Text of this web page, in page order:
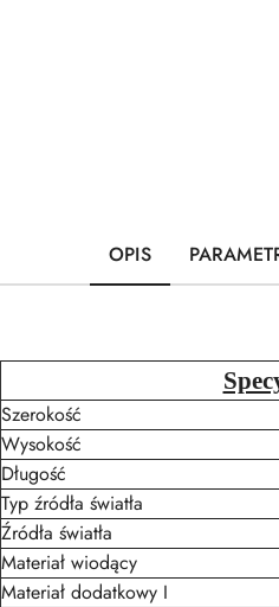
OPIS
Szerokość
Wysokość
Długość
Typ źródła światła
Źródła światła
Materiał wiodący
Materiał dodatkowy I